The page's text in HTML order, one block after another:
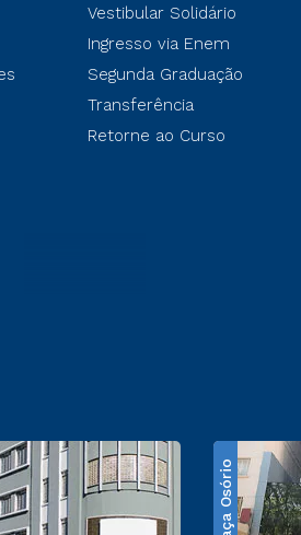
Vestibular Solidário
Ingresso via Enem
Segunda Graduação
Transferência
Retorne ao Curso
Praça Osório